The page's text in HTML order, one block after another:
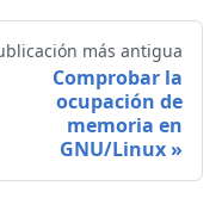
más antigua
Comprobar la
ocupación de
memoria en
GNU/Linux